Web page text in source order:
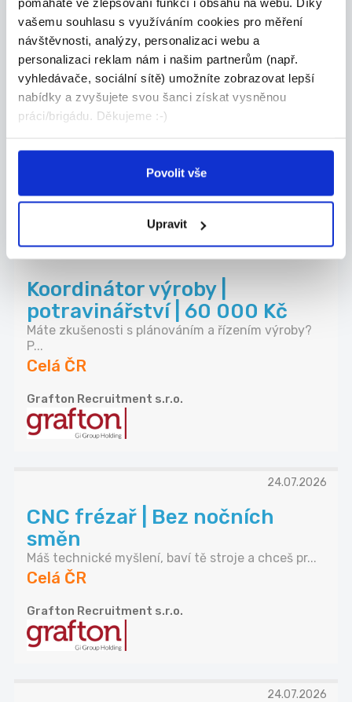
vašemu souhlasu s využíváním cookies pro měření
návštěvnosti, analýzy, personalizaci webu a
personalizaci reklam nám i našim partnerům (např.
vyhledávače, sociální sítě) umožníte zobrazovat lepší
nabídky a zvyšujete svou šanci získat vysněnou
práci/brigádu. Děkujeme :-)
Povolit vše
Upravit
Doučujte s námi až za 350 Kč
/ 45 min
Doučujte to, co vám jde. V čase, který vám
vyhov...
Žďár nad Sázavou
DALŠÍ NABÍDKY Z
Koordinátor výroby |
potravinářství | 60 000 Kč
Máte zkušenosti s plánováním a řízením výroby?
P...
Celá ČR
Grafton Recruitment s.r.o.
24.07.2026
CNC frézař | Bez nočních
směn
Máš technické myšlení, baví tě stroje a chceš pr...
Celá ČR
Grafton Recruitment s.r.o.
24.07.2026